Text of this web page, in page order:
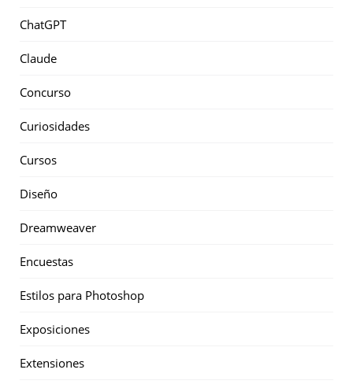
ChatGPT
Claude
Concurso
Curiosidades
Cursos
Diseño
Dreamweaver
Encuestas
Estilos para Photoshop
Exposiciones
Extensiones